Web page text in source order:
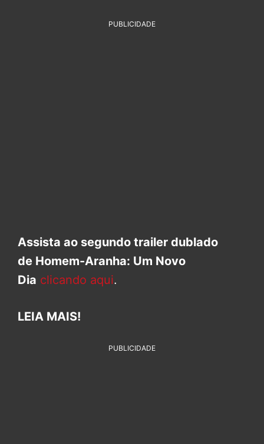
PUBLICIDADE
Assista ao segundo trailer dublado
de Homem-Aranha: Um Novo
Dia clicando aqui.
LEIA MAIS!
PUBLICIDADE